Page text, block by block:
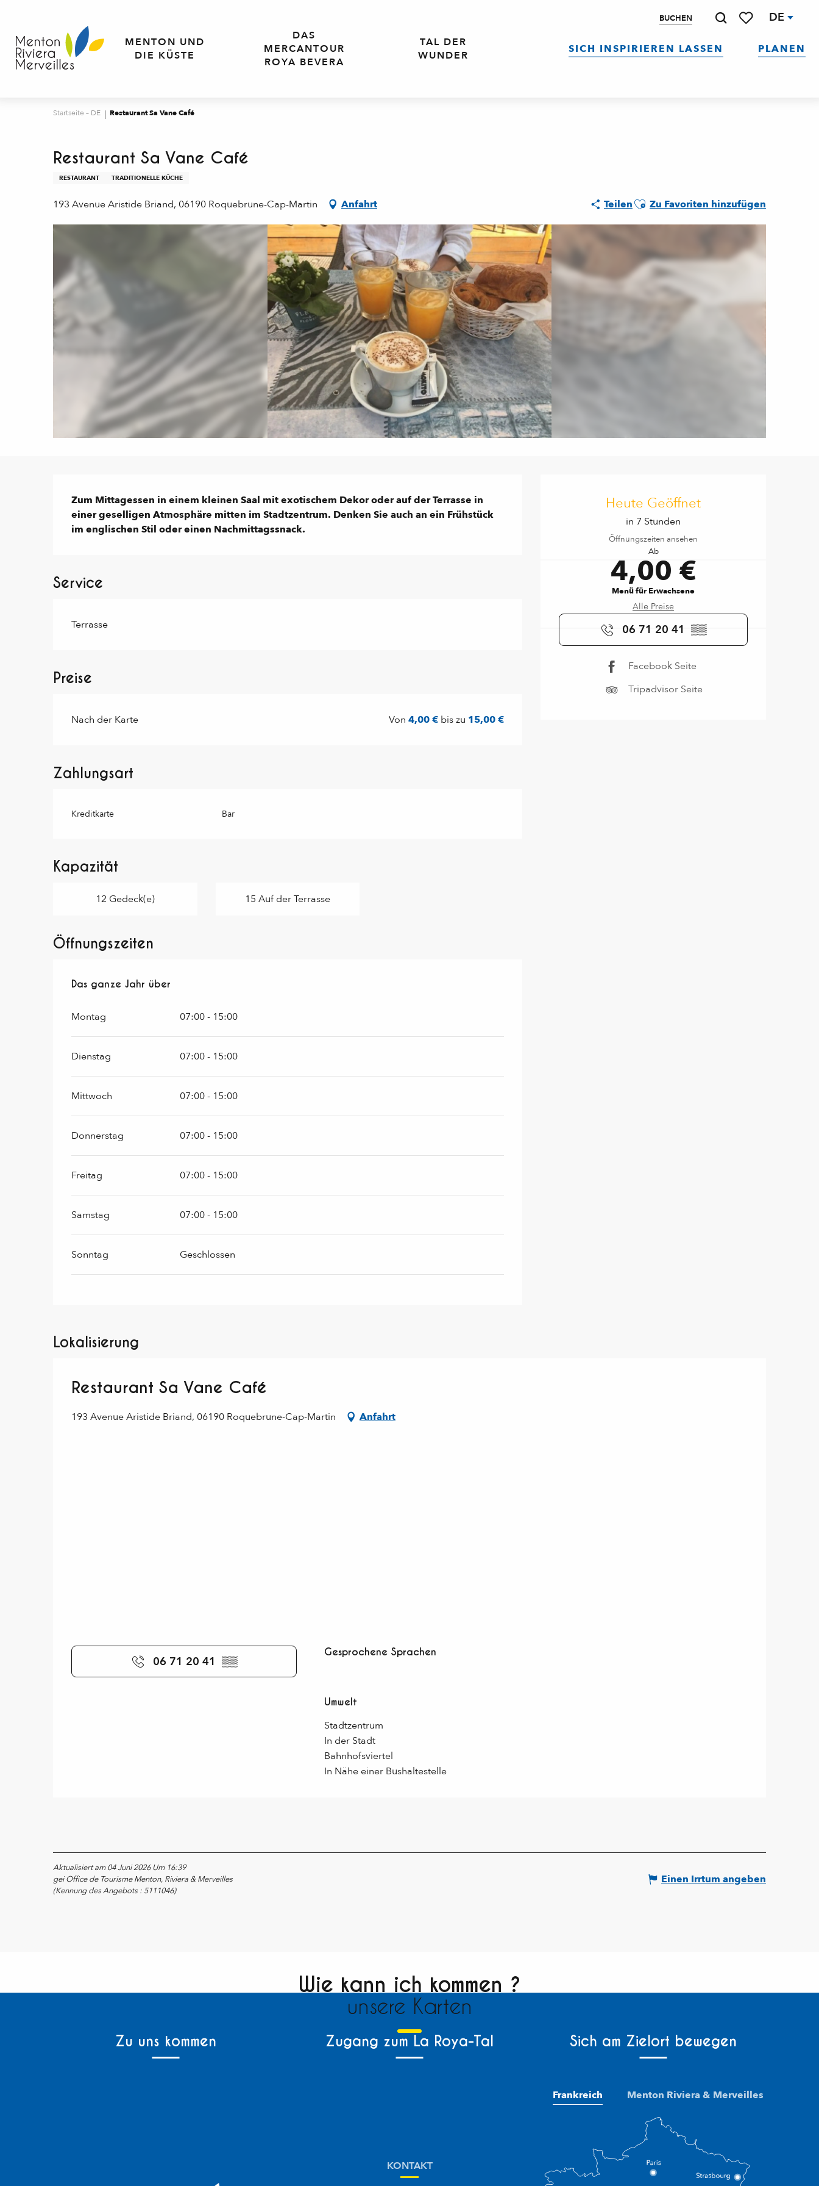
contenu
principal
BUCHEN DE
MENTON UND
DIE KÜSTE
DAS
MERCANTOUR
ROYA BEVERA
TAL DER
WUNDER
SICH INSPIRIEREN LASSEN PLANEN
Startseite – DE Restaurant Sa Vane Café
Restaurant Sa Vane Café
RESTAURANT TRADITIONELLE KÜCHE
193 Avenue Aristide Briand, 06190 Roquebrune-Cap-Martin Anfahrt TeilenAjouter aux favoris
Zu Favoriten hinzufügen
Heute Geöffnet
in 7 Stunden
Öffnungszeiten ansehen
Ab
4,00 €
Menü für Erwachsene
Alle Preise
06 71 20 41 ▒▒
Facebook Seite
Tripadvisor Seite
Beschreibung
Zum Mittagessen in einem kleinen Saal mit exotischem Dekor oder auf der Terrasse in
einer geselligen Atmosphäre mitten im Stadtzentrum. Denken Sie auch an ein Frühstück
im englischen Stil oder einen Nachmittagssnack.
Service
Terrasse
Preise
Preise 2027
Nach der Karte Von4,00 € bis zu 15,00 €
Zahlungsart
Kreditkarte Bar
Kapazität
12 Gedeck(e) 15 Auf der Terrasse
Öffnungszeiten
Das ganze Jahr über
Das ganze Jahr über
Montag 07:00 - 15:00
Dienstag 07:00 - 15:00
Mittwoch 07:00 - 15:00
Donnerstag 07:00 - 15:00
Freitag 07:00 - 15:00
Samstag 07:00 - 15:00
Sonntag Geschlossen
Lokalisierung
Restaurant Sa Vane Café
193 Avenue Aristide Briand, 06190 Roquebrune-Cap-Martin Anfahrt
06 71 20 41 ▒▒
Gesprochene Sprachen
Gesprochene Sprachen
Umwelt
Umwelt
Stadtzentrum
In der Stadt
Bahnhofsviertel
In Nähe einer Bushaltestelle
Aktualisiert am 04 Juni 2026 Um 16:39
gei Office de Tourisme Menton, Riviera & Merveilles
(Kennung des Angebots : 5111046)
Einen Irrtum angeben
Wie kann ich kommen ?
unsere Karten
Zu uns kommen Zugang zum La Roya-Tal Sich am Zielort bewegen
KONTAKT
Frankreich Menton Riviera & Merveilles